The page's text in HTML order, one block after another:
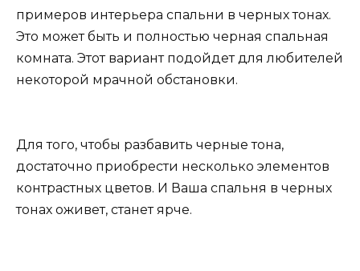
примеров интерьера спальни в черных тонах.
Это может быть и полностью черная спальная
комната. Этот вариант подойдет для любителей
некоторой мрачной обстановки.
Для того, чтобы разбавить черные тона,
достаточно приобрести несколько элементов
контрастных цветов. И Ваша спальня в черных
тонах оживет, станет ярче.